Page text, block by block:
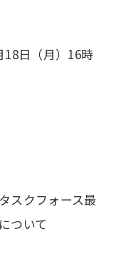
18日（月）16時
スクフォース最
ついて